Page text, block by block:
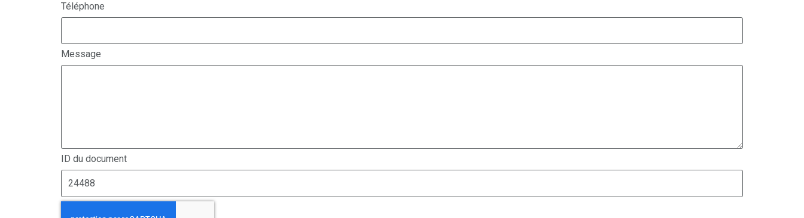
Téléphone
Message
ID du document